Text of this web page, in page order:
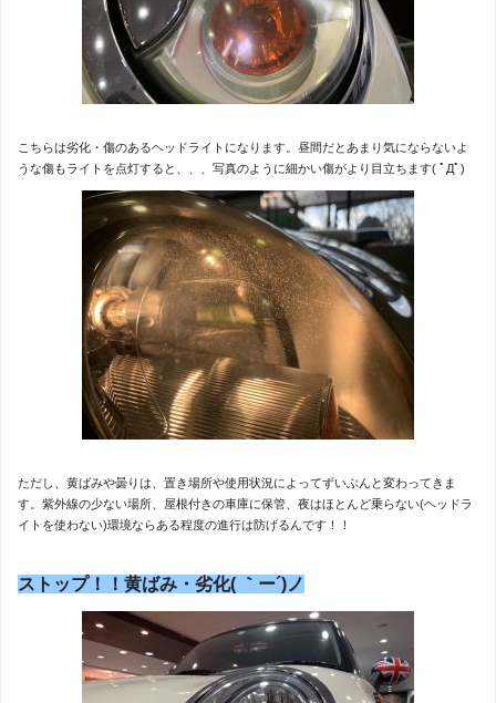
こちらは劣化・傷のあるヘッドライトになります。昼間だとあまり気にならないよ
うな傷もライトを点灯すると、、、写真のように細かい傷がより目立ちます( ﾟДﾟ)
ただし、黄ばみや曇りは、置き場所や使用状況によってずいぶんと変わってきま
す。紫外線の少ない場所、屋根付きの車庫に保管、夜はほとんど乗らない(ヘッドラ
イトを使わない)環境ならある程度の進行は防げるんです！！
ストップ！！黄ばみ・劣化( ｀ー´)ノ